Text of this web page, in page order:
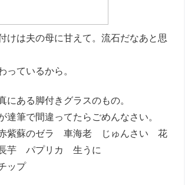
けは夫の母に甘えて。流石だなあと思
っているから。
にある脚付きグラスのもの。
達筆で間違ってたらごめんなさい。
紫蘇のゼラ 車海老 じゅんさい 花
芋 パプリカ 生うに
ップ